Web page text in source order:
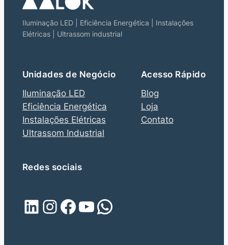
Iluminação LED | Eficiência Energética | Instalações
Elétricas | Ultrassom industrial
Unidades de Negócio
Iluminação LED
Eficiência Energética
Instalações Elétricas
Ultrassom Industrial
Acesso Rápido
Blog
Loja
Contato
Redes sociais
LinkedIn Instagram Facebook Youtube WhatsApp